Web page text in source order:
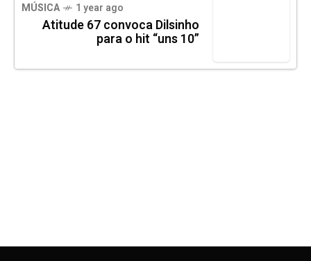
MÚSICA 1 year ago
Atitude 67 convoca Dilsinho
para o hit “uns 10”